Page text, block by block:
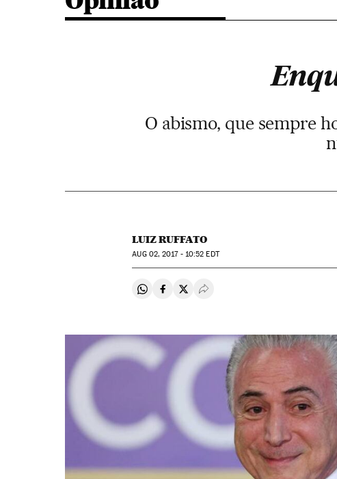
O abismo, que sempre
LUIZ RUFFATO
AUG02, 2017 - 10:52 EDT
Compartir en Whatsapp
Compartir en Facebook
Compartir en Twitter
Desplegar Redes Sociales